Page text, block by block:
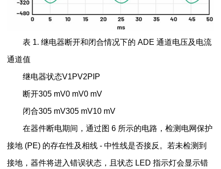
表 1. 继电器断开和闭合情况下的 ADE 通道电压及电流
通道值
继电器状态V1PV2PIP
断开305 mV0 mV0 mV
闭合305 mV305 mV10 mV
在器件断电期间，通过图 6 所示的电路，检测电网保护
接地 (PE) 的存在性及相线 - 中性线是否接反。若未检测到
接地，器件将进入错误状态，且状态 LED 指示灯会显示错